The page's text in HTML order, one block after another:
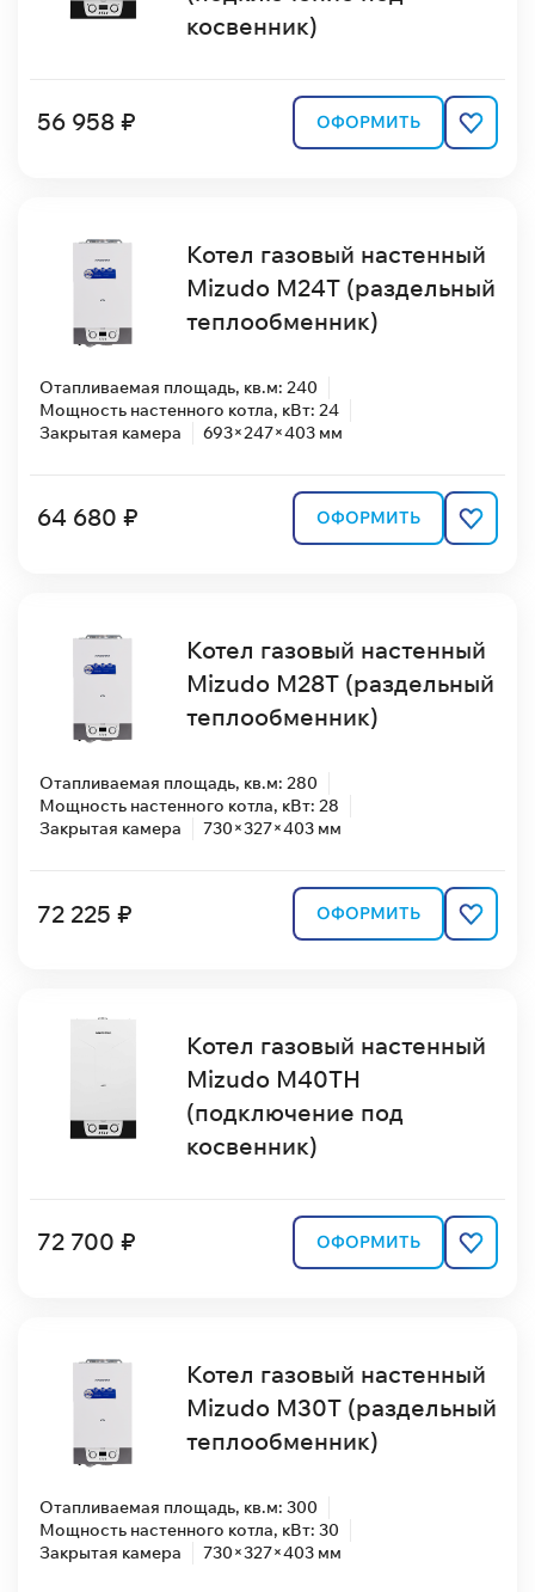
косвенник)
56 958 ₽ ОФОРМИТЬ
Котел газовый настенный
Mizudo M24T (раздельный
теплообменник)
Отапливаемая площадь, кв.м: 240
Мощность настенного котла, кВт: 24
Закрытая камера
693×247×403 мм
64 680 ₽ ОФОРМИТЬ
Котел газовый настенный
Mizudo M28T (раздельный
теплообменник)
Отапливаемая площадь, кв.м: 280
Мощность настенного котла, кВт: 28
Закрытая камера
730×327×403 мм
72 225 ₽ ОФОРМИТЬ
Котел газовый настенный
Mizudo M40TН
(подключение под
косвенник)
72 700 ₽ ОФОРМИТЬ
Котел газовый настенный
Mizudo M30T (раздельный
теплообменник)
Отапливаемая площадь, кв.м: 300
Мощность настенного котла, кВт: 30
Закрытая камера
730×327×403 мм